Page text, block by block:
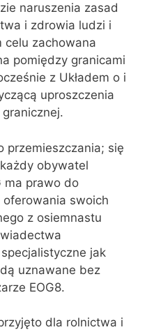
naruszenia zasad
i zdrowia ludzi i
celu zachowana
pomiędzy granicami
z Układem o i
uproszczenia
przemieszczania; się
obywatel
ma prawo do
swoich
z osiemnastu
jak
uznawane bez
EOG8.
dla rolnictwa i